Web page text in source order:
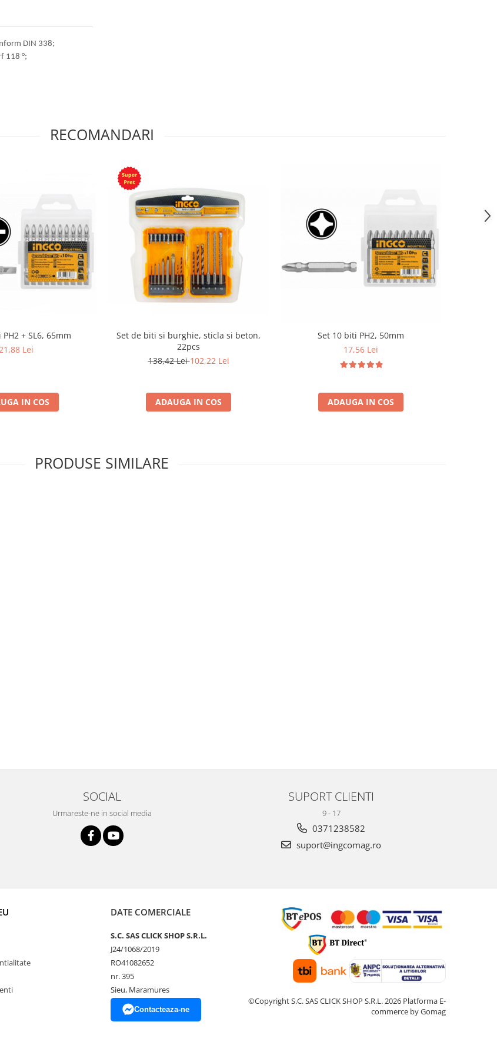
DIN 338;
118 °;
RECOMANDARI
+ SL6, 65mm
Lei
IN COS
Set de biti si burghie, sticla si beton,
22pcs
138,42 Lei102,22 Lei
ADAUGA IN COS
Set 10 biti PH2, 50mm
17,56 Lei
ADAUGA IN COS
PRODUSE SIMILARE
SOCIAL
Urmareste-ne in social media
SUPORT CLIENTI
9 - 17
0371238582
suport@ingcomag.ro
DATE COMERCIALE
S.C. SAS CLICK SHOP S.R.L.
J24/1068/2019
RO41082652
nr. 395
Sieu, Maramures
Contacteaza-ne
©Copyright S.C. SAS CLICK SHOP S.R.L. 2026 Platforma E-
commerce by Gomag